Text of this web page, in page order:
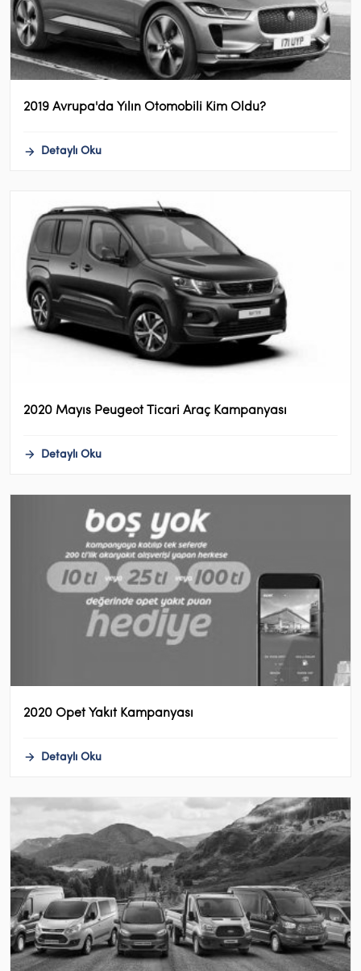
2019 Avrupa'da Yılın Otomobili Kim Oldu?
Detaylı Oku
2020 Mayıs Peugeot Ticari Araç Kampanyası
Detaylı Oku
2020 Opet Yakıt Kampanyası
Detaylı Oku